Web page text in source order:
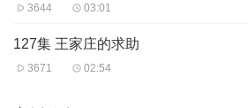
3644 03:01
127集 王家庄的求助
3671 02:54